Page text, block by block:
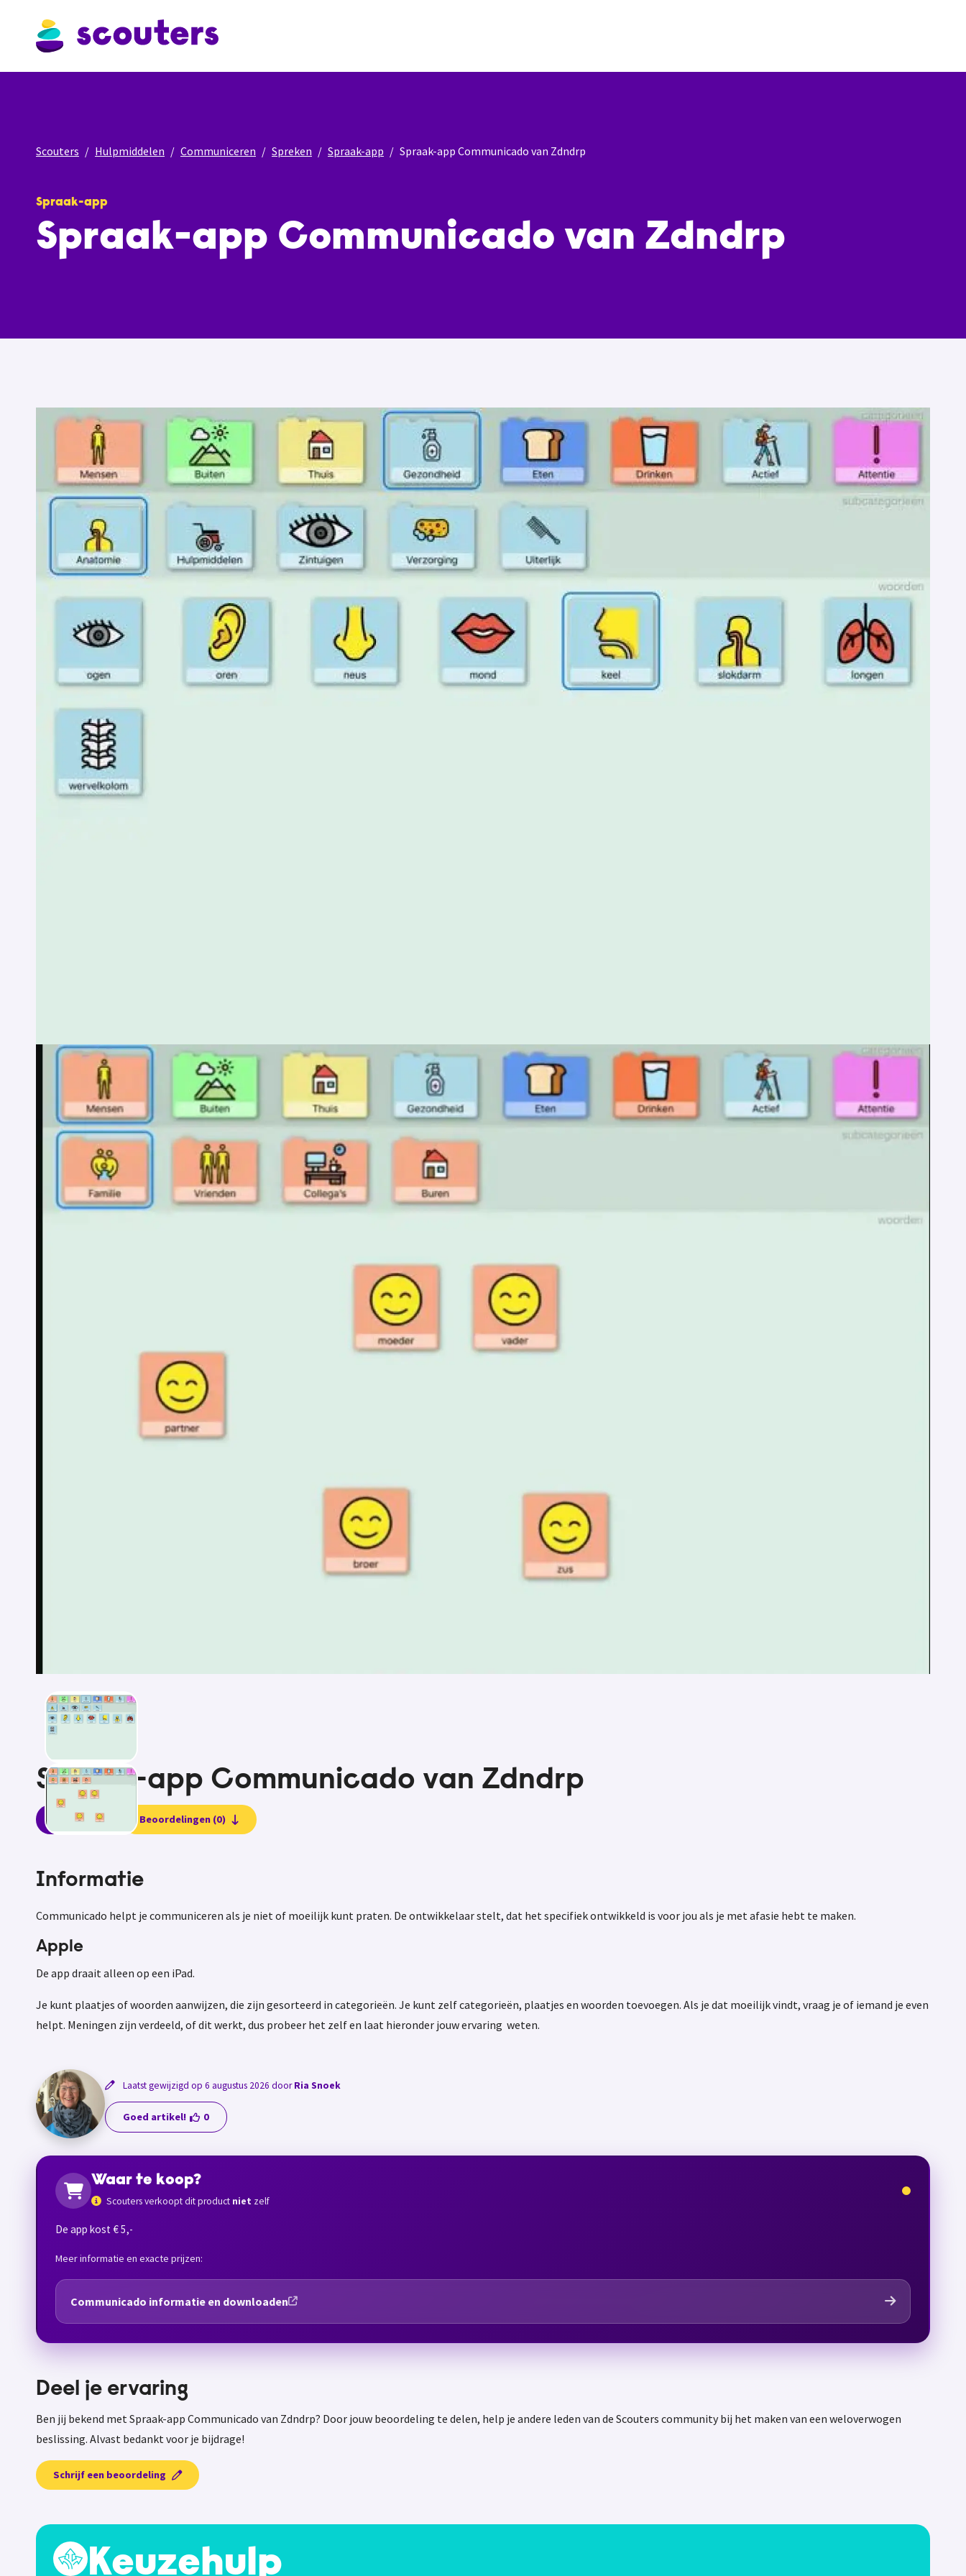
Scouters Hulpmiddelen Communiceren Spreken Spraak-app Spraak-app Communicado van Zdndrp
Spraak-app
Spraak-app Communicado van Zdndrp
Spraak-app Communicado van Zdndrp
Informatie Beoordelingen (0)
Informatie
Communicado helpt je communiceren als je niet of moeilijk kunt praten. De ontwikkelaar stelt, dat het specifiek ontwikkeld is voor jou als je met afasie hebt te maken.
Apple
De app draait alleen op een iPad.
Je kunt plaatjes of woorden aanwijzen, die zijn gesorteerd in categorieën. Je kunt zelf categorieën, plaatjes en woorden toevoegen. Als je dat moeilijk vindt, vraag je of iemand je even
helpt. Meningen zijn verdeeld, of dit werkt, dus probeer het zelf en laat hieronder jouw ervaring weten.
Laatst gewijzigd op 6 augustus 2026 doorRia Snoek
Goed artikel! 0
Waar te koop?
Scouters verkoopt dit product niet zelf
De app kost € 5,-
Meer informatie en exacte prijzen:
Communicado informatie en downloaden
Deel je ervaring
Ben jij bekend met Spraak-app Communicado van Zdndrp? Door jouw beoordeling te delen, help je andere leden van de Scouters community bij het maken van een weloverwogen
beslissing. Alvast bedankt voor je bijdrage!
Schrijf een beoordeling
Keuzehulp